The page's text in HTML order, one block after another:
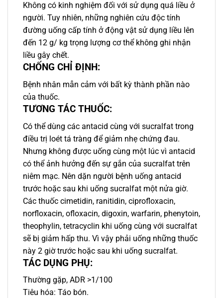
Không có kinh nghiệm đối với sử dụng quá liều ở
người. Tuy nhiên, những nghiên cứu độc tính
đường uống cấp tính ở động vật sử dụng liều lên
đến 12 g/ kg trọng lượng cơ thể không ghi nhận
liều gây chết.
CHỐNG CHỈ ĐỊNH:
Bệnh nhân mẫn cảm với bất kỳ thành phần nào
của thuốc.
TƯƠNG TÁC THUỐC:
Có thể dùng các antacid cùng với sucralfat trong
điều trị loét tá tràng để giảm nhẹ chứng đau.
Nhưng không được uống cùng một lúc vì antacid
có thể ảnh hưởng đến sự gắn của sucralfat trên
niêm mạc. Nên dặn người bệnh uống antacid
trước hoặc sau khi uống sucralfat một nửa giờ.
Các thuốc cimetidin, ranitidin, ciprofloxacin,
norfloxacin, ofloxacin, digoxin, warfarin, phenytoin,
theophylin, tetracyclin khi uống cùng với sucralfat
sẽ bị giảm hấp thu. Vì vậy phải uống những thuốc
này 2 giờ trước hoặc sau khi uống sucralfat.
TÁC DỤNG PHỤ:
Thường gặp, ADR >1/100
Tiêu hóa: Táo bón.